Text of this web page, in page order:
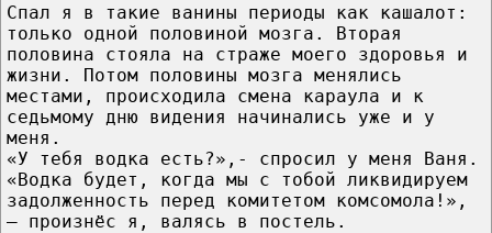
Спал я в такие ванины периоды как кашалот:
только одной половиной мозга. Вторая
половина стояла на страже моего здоровья и
жизни. Потом половины мозга менялись
местами, происходила смена караула и к
седьмому дню видения начинались уже и у
меня.
«У тебя водка есть?»,- спросил у меня Ваня.
«Водка будет, когда мы с тобой ликвидируем
задолженность перед комитетом комсомола!»,
— произнёс я, валясь в постель.